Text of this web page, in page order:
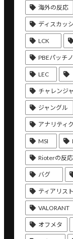
海外の反応
ディスカッ
LCK
PBEパッチ
LEC
チャレンジ
ジャングル
アナリティ
MSI
Rioterの反応
バグ
ティアリスト
VALORANT
オフメタ